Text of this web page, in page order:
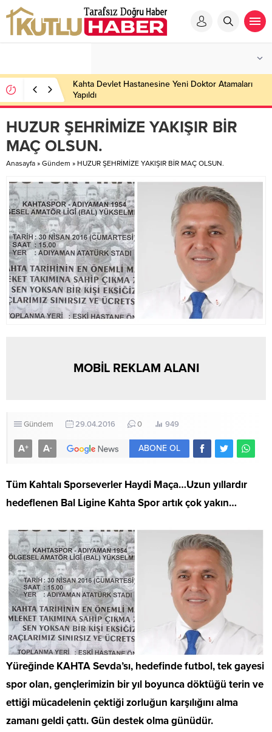
Kahta Devlet Hastanesine Yeni Doktor Atamaları
Yapıldı
HUZUR ŞEHRİMİZE YAKIŞIR BİR
MAÇ OLSUN.
Anasayfa » Gündem » HUZUR ŞEHRİMİZE YAKIŞIR BİR MAÇ OLSUN.
MOBİL REKLAM ALANI
Gündem 29.04.2016 0 949
A+ A- ABONE OL
Tüm Kahtalı Sporseverler Haydi Maça…Uzun yıllardır
hedeflenen Bal Ligine Kahta Spor artık çok yakın…
Yüreğinde KAHTA Sevda’sı, hedefinde futbol, tek gayesi
spor olan, gençlerimizin bir yıl boyunca döktüğü terin ve
ettiği mücadelenin çektiği zorluğun karşılığını alma
zamanı geldi çattı. Gün destek olma günüdür.